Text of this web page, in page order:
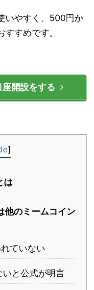
いやすく、500円か
すめです。
開設をする
]
は
他のミームコイン
ていない
と公式が明言